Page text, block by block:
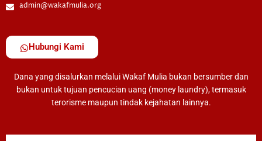
admin@wakafmulia.org
Hubungi Kami
Dana yang disalurkan melalui Wakaf Mulia bukan bersumber dan
bukan untuk tujuan pencucian uang (money laundry), termasuk
terorisme maupun tindak kejahatan lainnya.